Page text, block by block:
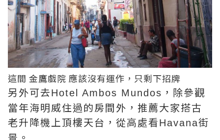
這間 金鷹戲院 應該沒有運作，只剩下招牌
另外可去Hotel Ambos Mundos ，除參觀
當年海明威住過的房間外，推薦大家搭古
老升降機上頂樓天台，從高處看Havana街
景。